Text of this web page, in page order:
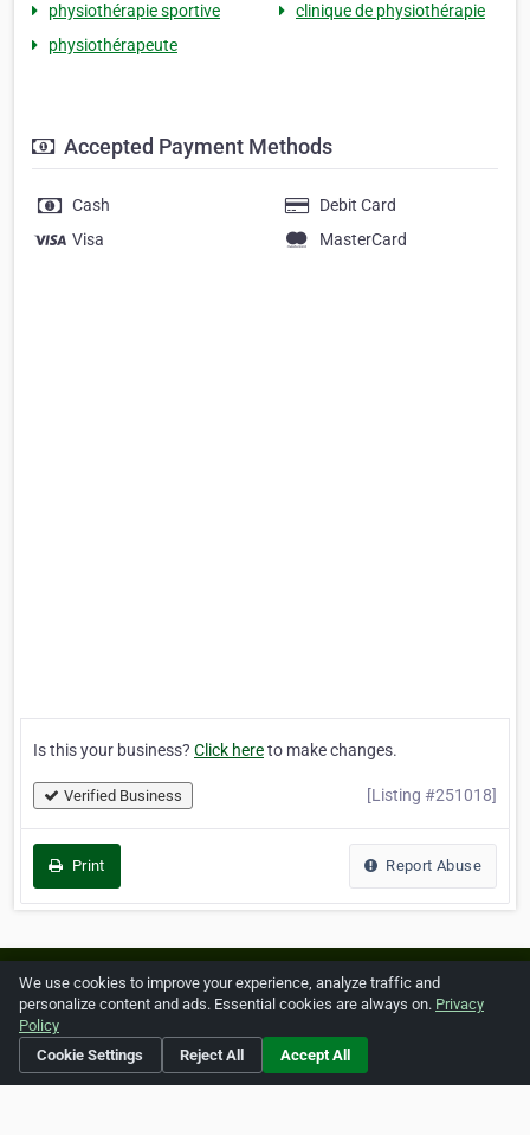
physiothérapie sportive
clinique de physiothérapie
physiothérapeute
Accepted Payment Methods
Cash
Debit Card
Visa
MasterCard
Is this your business? Click hereto make changes.
Verified Business [Listing #251018]
Print Report Abuse
Home About ZipLeaf FAQ Contact Terms
We use cookies to improve your experience, analyze traffic and
personalize content and ads. Essential cookies are always on. Privacy
Policy
Cookie Settings
Reject All Accept All